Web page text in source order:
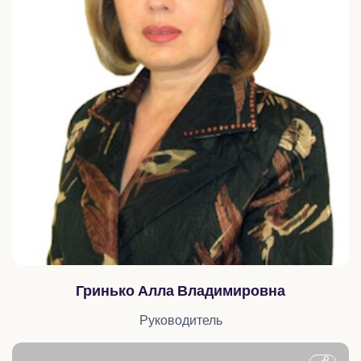
Гринько Алла Владимировна
Руководитель